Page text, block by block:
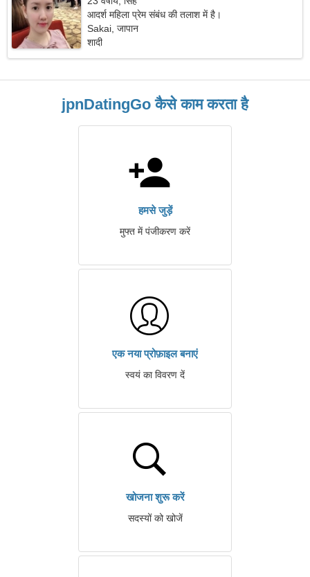
आदर्श महिला प्रेम संबंध की तलाश में है।
Sakai, जापान
शादी
jpnDatingGo कैसे काम करता है
हमसे जुड़ें
मुफ्त में पंजीकरण करें
एक नया प्रोफ़ाइल बनाएं
स्वयं का विवरण दें
खोजना शुरू करें
सदस्यों को खोजें